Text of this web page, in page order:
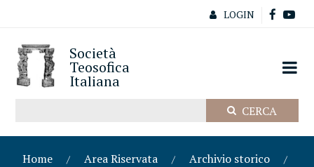
LOGIN
Società
Teosofica
Italiana
Home Area Riservata
Archivio storico